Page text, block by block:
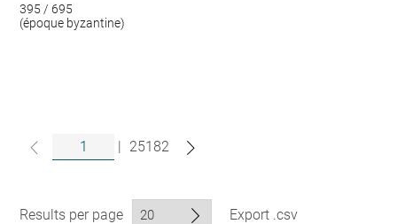
395 / 695
(époque byzantine)
| 25182
Results per page Export .csv